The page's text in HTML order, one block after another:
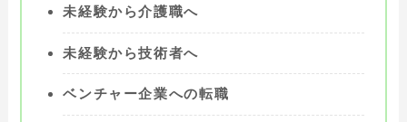
未経験から介護職へ
未経験から技術者へ
ベンチャー企業への転職